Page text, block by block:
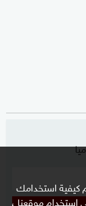
كيفية استخدامك
استخدام موقعنا ،